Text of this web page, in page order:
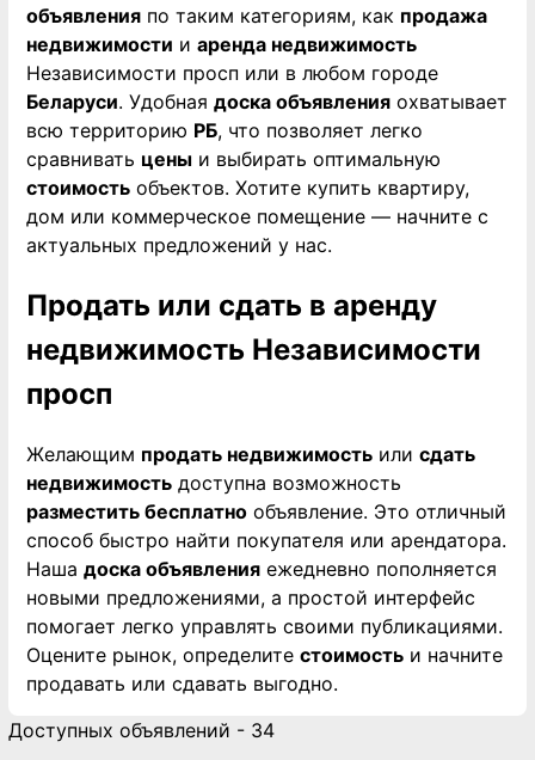
объявления по таким категориям, как продажа
недвижимости и аренда недвижимость
Независимости просп или в любом городе
Беларуси. Удобная доска объявления охватывает
всю территорию РБ, что позволяет легко
сравнивать цены и выбирать оптимальную
стоимость объектов. Хотите купить квартиру,
дом или коммерческое помещение — начните с
актуальных предложений у нас.
Продать или сдать в аренду
недвижимость Независимости
просп
Желающим продать недвижимость или сдать
недвижимость доступна возможность
разместить бесплатно объявление. Это отличный
способ быстро найти покупателя или арендатора.
Наша доска объявления ежедневно пополняется
новыми предложениями, а простой интерфейс
помогает легко управлять своими публикациями.
Оцените рынок, определите стоимость и начните
продавать или сдавать выгодно.
Доступных объявлений - 34